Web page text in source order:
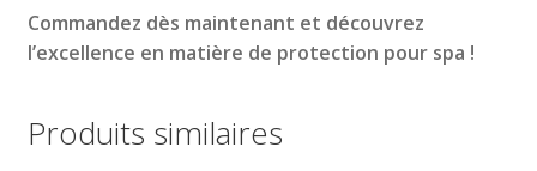
Commandez dès maintenant et découvrez
l’excellence en matière de protection pour spa !
Produits similaires